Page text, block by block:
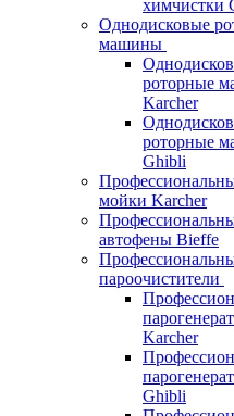
химчистки
Однодисковые
машины
роторные
Karcher
роторные
Ghibli
мойки Karcher
автофены Bieffe
пароочистители
Karcher
Ghibli